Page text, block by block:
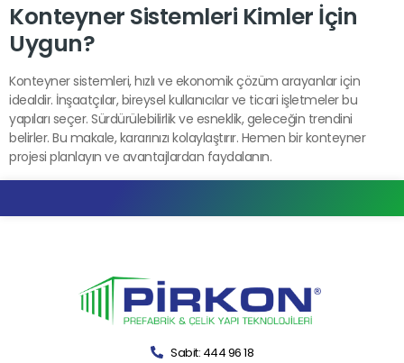
Konteyner Sistemleri Kimler İçin
Uygun?
Konteyner sistemleri, hızlı ve ekonomik çözüm arayanlar için
idealdir. İnşaatçılar, bireysel kullanıcılar ve ticari işletmeler bu
yapıları seçer. Sürdürülebilirlik ve esneklik, geleceğin trendini
belirler. Bu makale, kararınızı kolaylaştırır. Hemen bir konteyner
projesi planlayın ve avantajlardan faydalanın.
Sabit: 444 96 18